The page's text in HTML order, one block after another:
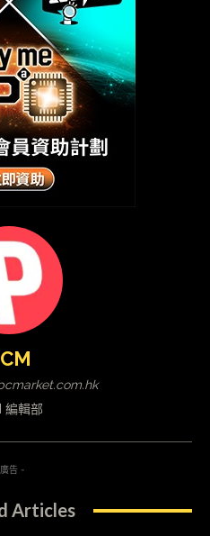
編輯部
告 -
Articles